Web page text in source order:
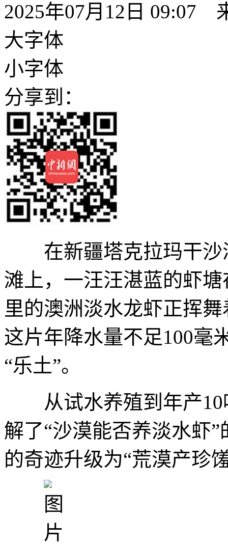
2025年07月12日 09:07
大字体
小字体
分享到：
在新疆塔克拉玛干沙
滩上，一汪汪湛蓝的虾
里的澳洲淡水龙虾正挥
这片年降水量不足100毫
“乐土”。
从试水养殖到年产10
解了“沙漠能否养淡水虾
的奇迹升级为“荒漠产珍